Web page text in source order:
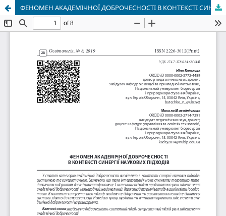
ФЕНОМЕН АКАДЕМІЧНОЇ ДОБРОЧЕСНОСТІ В КОНТЕКСТІ СИНЕРГІЇ НАУКОВИХ ПІДХОДІВ